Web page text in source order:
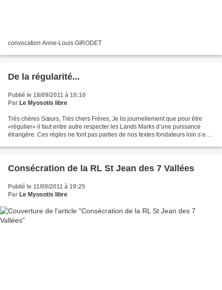
convocation Anne-Louis GIRODET
De la régularité...
Publié le 18/09/2011 à 10:10
Par Le Myosotis libre
Très chères Sœurs, Très chers Frères, Je lis journellement que pour être
«régulier» il faut entre autre respecter les Lands Marks d’une puissance
étrangère. Ces règles ne font pas parties de nos textes fondateurs loin s’en
Consécration de la RL St Jean des 7 Vallées
Publié le 11/09/2011 à 19:25
Par Le Myosotis libre